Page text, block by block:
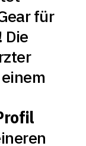
für
Die